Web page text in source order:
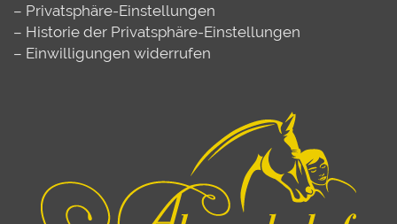
– Privatsphäre-Einstellungen
– Historie der Privatsphäre-Einstellungen
– Einwilligungen widerrufen